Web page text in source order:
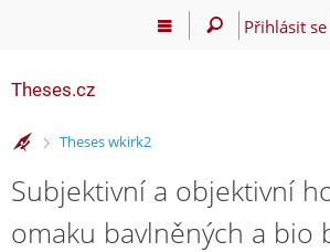
Přihlásit se
Theses.cz
>
Theses wkirk2
Subjektivní a objektivní
omaku bavlněných a bio